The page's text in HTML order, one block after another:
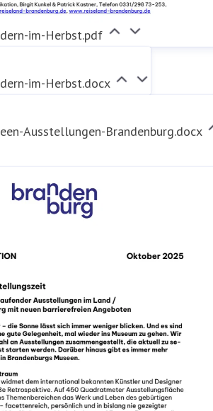
im-Herbst.pdf
im-Herbst.docx
Ausstellungen-Brandenburg.docx